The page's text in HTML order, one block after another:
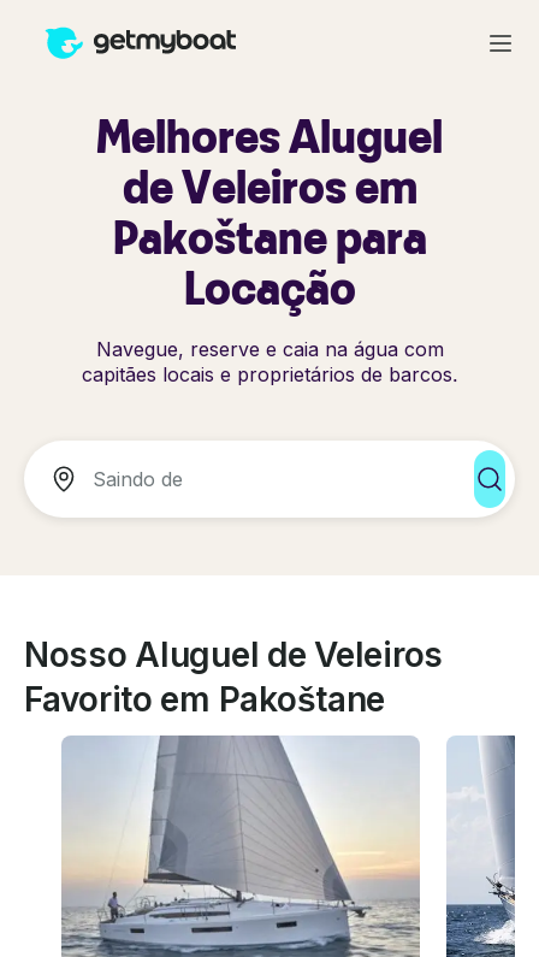
Melhores Aluguel
de Veleiros em
Pakoštane para
Locação
Navegue, reserve e caia na água com
capitães locais e proprietários de barcos.
Nosso Aluguel de Veleiros
Favorito em Pakoštane